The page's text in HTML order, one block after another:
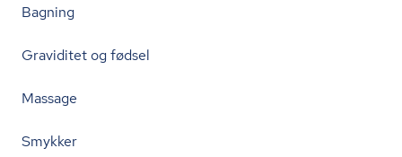
Bagning
Graviditet og fødsel
Massage
Smykker